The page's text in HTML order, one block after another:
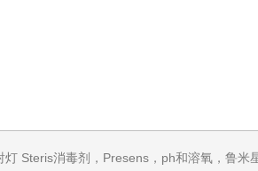
剂，Presens，ph和溶氧，鲁米星lumiglas，SIDPH露